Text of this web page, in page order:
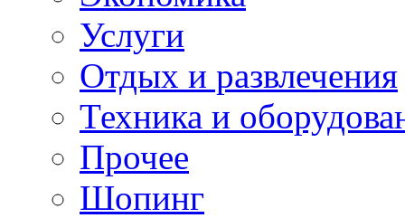
Услуги
Отдых и развлечения
Техника и
Прочее
Шопинг